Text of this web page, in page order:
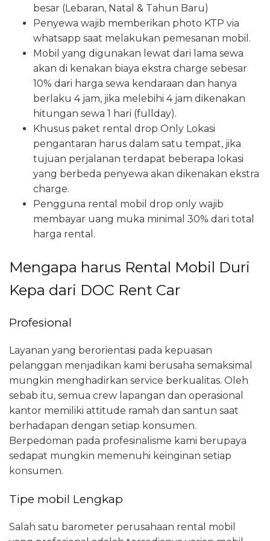
besar (Lebaran, Natal & Tahun Baru)
Penyewa wajib memberikan photo KTP via
whatsapp saat melakukan pemesanan mobil.
Mobil yang digunakan lewat dari lama sewa
akan di kenakan biaya ekstra charge sebesar
10% dari harga sewa kendaraan dan hanya
berlaku 4 jam, jika melebihi 4 jam dikenakan
hitungan sewa 1 hari (fullday).
Khusus paket rental drop Only Lokasi
pengantaran harus dalam satu tempat, jika
tujuan perjalanan terdapat beberapa lokasi
yang berbeda penyewa akan dikenakan ekstra
charge.
Pengguna rental mobil drop only wajib
membayar uang muka minimal 30% dari total
harga rental.
Mengapa harus Rental Mobil Duri
Kepa dari DOC Rent Car
Profesional
Layanan yang berorientasi pada kepuasan
pelanggan menjadikan kami berusaha semaksimal
mungkin menghadirkan service berkualitas. Oleh
sebab itu, semua crew lapangan dan operasional
kantor memiliki attitude ramah dan santun saat
berhadapan dengan setiap konsumen.
Berpedoman pada profesinalisme kami berupaya
sedapat mungkin memenuhi keinginan setiap
konsumen.
Tipe mobil Lengkap
Salah satu barometer perusahaan rental mobil